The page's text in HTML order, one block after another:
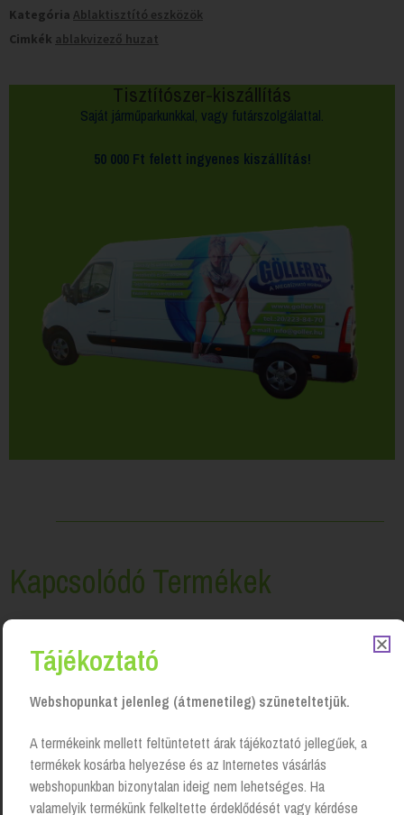
Kategória Ablaktisztító eszközök
Cimkék ablakvizező huzat
Tisztítószer-kiszállítás
Saját járműparkunkkal, vagy futárszolgálattal.
50 000 Ft felett ingyenes kiszállítás!
Kapcsolódó Termékek
Tájékoztató
Webshopunkat jelenleg (átmenetileg) szüneteltetjük.
A termékeink mellett feltüntetett árak tájékoztató jellegűek, a
termékek kosárba helyezése és az Internetes vásárlás
webshopunkban bizonytalan ideig nem lehetséges. Ha
valamelyik termékünk felkeltette érdeklődését vagy kérdése